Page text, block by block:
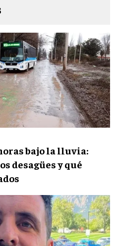
bajo la lluvia:
desagües y qué